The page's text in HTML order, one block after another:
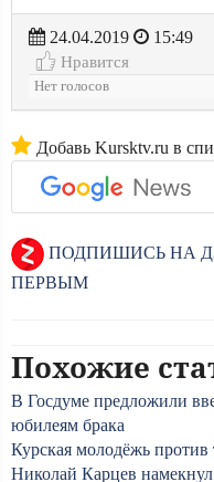
24.04.2019
15:49
Нравится
Нет голосов
Добавь Kursktv.ru в
ПОДПИШИСЬ НА
ПЕРВЫМ
Похожие
В Госдуме предложили
юбилеям брака
Курская молодёжь против
Николай Карцев